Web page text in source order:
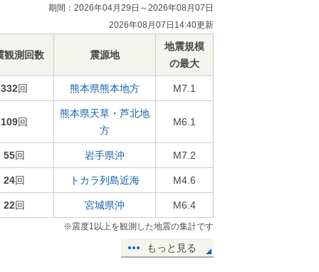
期間：2026年04月29日～2026年08月07日
2026年08月07日14:40更新
観測回数 震源地
地震規模
の最大
332回 熊本県熊本地方 M7.1
109回
熊本県天草・芦北地
方
M6.1
55回 岩手県沖 M7.2
24回 トカラ列島近海 M4.6
22回 宮城県沖 M6.4
※震度1以上を観測した地震の集計です
もっと見る